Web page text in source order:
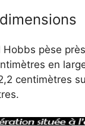
Hobbs pèse
en
centimètres